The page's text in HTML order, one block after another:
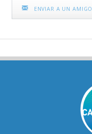
ENVIAR A UN AMIGO